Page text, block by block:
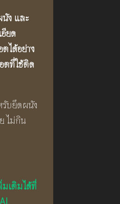
ง และ
ยด
ได้อย่าง
ตที่ใช้ติด
บยึดผนัง
ไม่กิน
มเติมได้ที่